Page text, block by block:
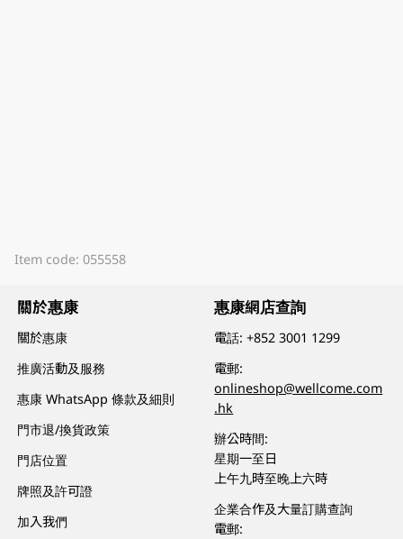
Item code: 055558
關於惠康
關於惠康
推廣活動及服務
惠康 WhatsApp 條款及細則
門市退/換貨政策
門店位置
牌照及許可證
加入我們
惠康網店查詢
電話:+852 3001 1299
電郵:
onlineshop@wellcome.com
.hk
辦公時間:
星期一至日
上午九時至晚上六時
企業合作及大量訂購查詢
電郵: